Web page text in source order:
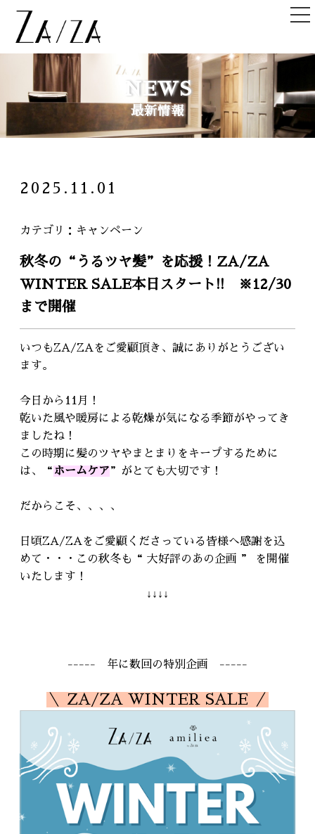
トップ
NEWS＆TOPICS
ニュース＆記事
店舗一覧
NEWS
最新情報
2025.11.01
カテゴリ キャンペーン
秋冬の“うるツヤ髪”を応援！ZA/ZA
WINTER SALE本日スタート!! ※12/30
まで開催
いつもZA/ZAをご愛顧頂き、誠にありがとうござい
ます。
今日から11月！
乾いた風や暖房による乾燥が気になる季節がやってき
ましたね！
この時期に髪のツヤやまとまりをキープするために
は、“ ホームケア”がとても大切です！
だからこそ、、、、
日頃ZA/ZAをご愛顧くださっている皆様へ感謝を込
めて・・・この秋冬も“ 大好評のあの企画 ” を開催
いたします！
↓↓↓↓
----- 年に数回の特別企画 -----
＼ ZA/ZA WINTER SALE ／